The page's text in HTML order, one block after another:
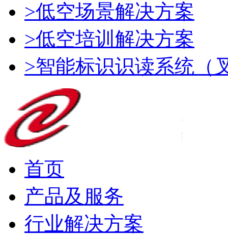
>低空场景解决方案
>低空培训解决方案
>智能标识识读系统（
首页
产品及服务
行业解决方案